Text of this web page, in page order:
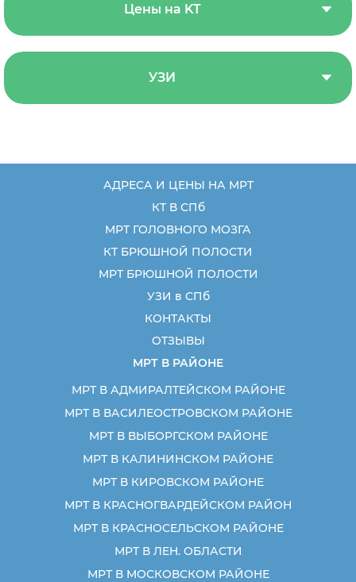
Цены на KT
УЗИ
АДРЕСА И ЦЕНЫ НА МРТ
КТ В СПб
МРТ ГОЛОВНОГО МОЗГА
КТ БРЮШНОЙ ПОЛОСТИ
МРТ БРЮШНОЙ ПОЛОСТИ
УЗИ в СПб
КОНТАКТЫ
ОТЗЫВЫ
МРТ В РАЙОНЕ
МРТ В АДМИРАЛТЕЙСКОМ РАЙОНЕ
МРТ В ВАСИЛЕОСТРОВСКОМ РАЙОНЕ
МРТ В ВЫБОРГСКОМ РАЙОНЕ
МРТ В КАЛИНИНСКОМ РАЙОНЕ
МРТ В КИРОВСКОМ РАЙОНЕ
МРТ В КРАСНОГВАРДЕЙСКОМ РАЙОН
МРТ В КРАСНОСЕЛЬСКОМ РАЙОНЕ
МРТ В ЛЕН. ОБЛАСТИ
МРТ В МОСКОВСКОМ РАЙОНЕ